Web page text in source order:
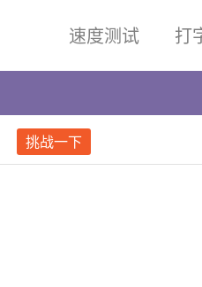
速度测试 打
挑战一下